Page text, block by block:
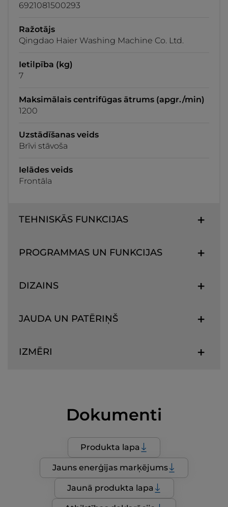
6921081500293
Ražotājs
Qingdao Haier Washing Machine Co. Ltd.
Ietilpība (kg)
7
Maksimālais centrifūgas ātrums (apgr./min)
1200
Uzstādīšanas veids
Brīvi stāvoša
Ielādes veids
Frontāla
TEHNISKĀS FUNKCIJAS
PROGRAMMAS UN FUNKCIJAS
DIZAINS
JAUDA UN PATĒRIŅŠ
IZMĒRI
Dokumenti
Produkta lapa
Jauns enerģijas marķējums
Jaunā produkta lapa